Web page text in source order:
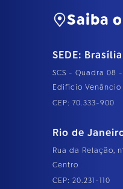
Saiba
SEDE:
SCS - Quadra 08
Edifício Venâncio
CEP: 70.333-900
Rio de
Rua da Relação,
Centro
CEP: 20.231-110